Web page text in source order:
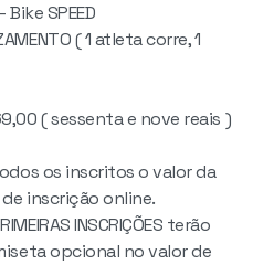
SPEED
( 1 atleta corre, 1
( sessenta e nove reais )
os inscritos o valor da
inscrição online.
INSCRIÇÕES terão
opcional no valor de